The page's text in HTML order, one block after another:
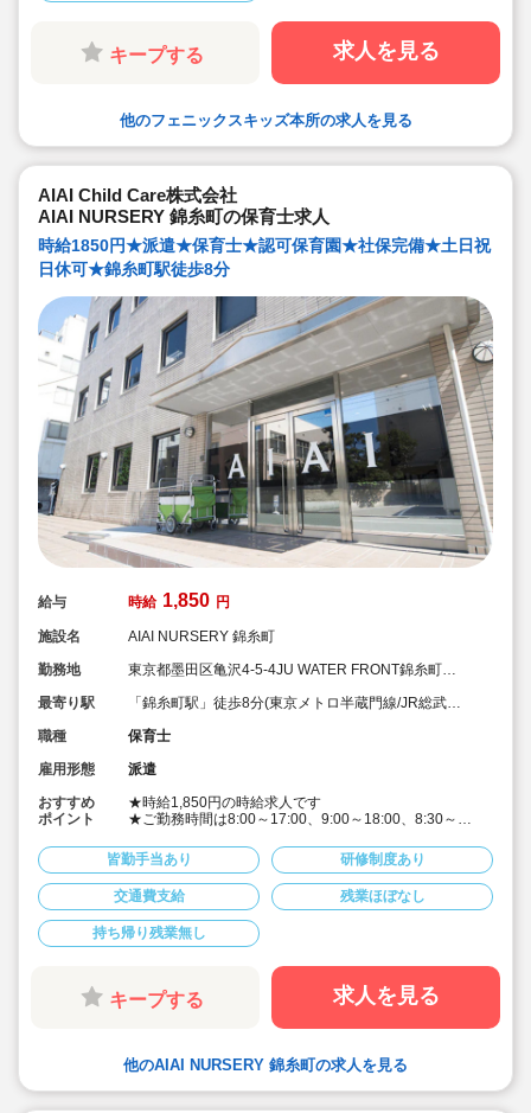
キープする 求人を見る
他のフェニックスキッズ本所の求人を見る
AIAI Child Care株式会社
AIAI NURSERY 錦糸町の保育士求人
時給1850円★派遣★保育士★認可保育園★社保完備★土日祝
日休可★錦糸町駅徒歩8分
給与 時給 1,850 円
施設名
AIAI NURSERY 錦糸町
勤務地
東京都墨田区亀沢4-5-4JU WATER FRONT錦糸町
最寄り駅
「錦糸町駅」徒歩8分(東京メトロ半蔵門線/JR総武
職種
保育士
雇用形態
派遣
おすすめ
ポイント
★時給1,850円の時給求人です
★ご勤務時間は8:00～17:00、9:00～18:00、8:30～
歓迎です
★早番、遅番で勤務したいなど。時間帯は柔軟にご相談
ください
★派遣スタッフの受け入れに慣れている園になりますの
で安心です
★保育士専任のコンサルタントがあなたの派遣就業を安
心サポートいたします
★英語は遊びを通して専任講師が年齢に応じて対応して
います。異文化にふれることで社会性や国際理解を深め
ています
★食育プログラムとして、食糧生産から消費までの過程
★60名定員など中規模園を中心に「もう一つの家」をコ
皆勤手当あり 研修制度あり
交通費支給 残業ほぼなし
持ち帰り残業無し
キープする 求人を見る
他のAIAI NURSERY 錦糸町の求人を見る